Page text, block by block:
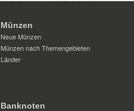
Münzen
Neue Münzen
Münzen nach Themengebieten
Länder
Banknoten